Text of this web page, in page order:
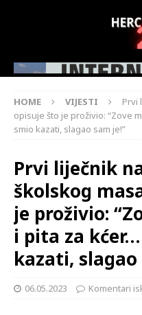
opisuje što je proživio: “Zove
smio kazati, slagao sam je!”
Prvi liječnik
školskog
je proživio:
i pita za kćer…